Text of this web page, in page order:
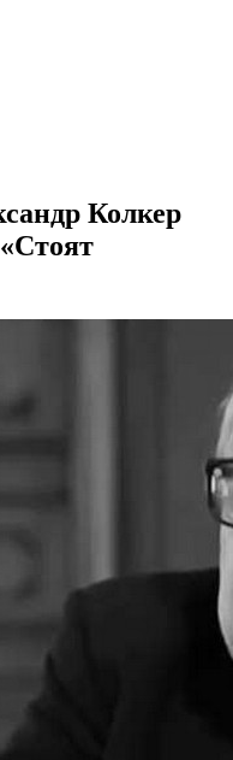
Колкер